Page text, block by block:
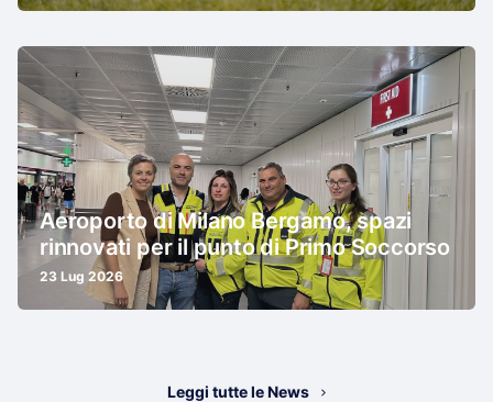
Aeroporto di Milano Bergamo, spazi
rinnovati per il punto di Primo Soccorso
23 Lug 2026
Leggi tutte le News